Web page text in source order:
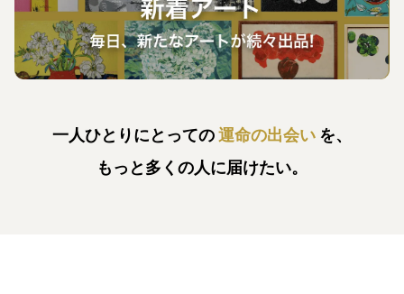
一人ひとりにとっての運命の出会い を、
もっと多くの人に届けたい。